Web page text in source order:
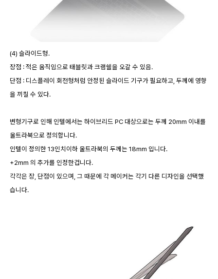
(4) 슬라이드형.
장점 : 적은 움직임으로 태블릿과 크램쉘을 오갈 수 있음.
단점 : 디스플레이 회전형처럼 안정된 슬라이드 기구가 필요하고, 두께에 영향
을 끼칠 수 있다.
변형기구로 인해 인텔에서는 하이브리드 PC 대상으로는 두께 20mm 이내를
울트라북으로 정의합니다.
인텔이 정의한 13인치이하 울트라북의 두께는 18mm 입니다.
+2mm 의 추가를 인정한겁니다.
각각은 장, 단점이 있으며, 그 때문에 각 메이커는 각기 다른 디자인을 선택했
습니다.